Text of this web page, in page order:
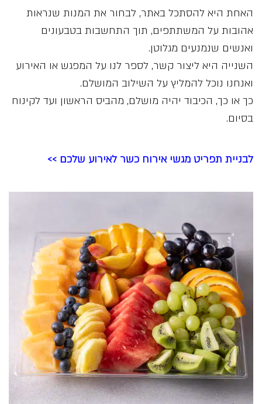
האחת היא להסתכל באתר, לבחור את המנות שנראות
אהובות על המשתתפים, תוך התחשבות בטבעונים
ואנשים שנמנעים מגלוטן.
השנייה היא ליצור קשר, לספר לנו על המפגש או האירוע
ואנחנו נוכל להמליץ על השילוב המושלם.
כך או כך, הכיבוד יהיה מושלם, מהביס הראשון ועד לקינוח
בסיום.
לבניית תפריט מגשי אירוח כשר לאירוע שלכם >>